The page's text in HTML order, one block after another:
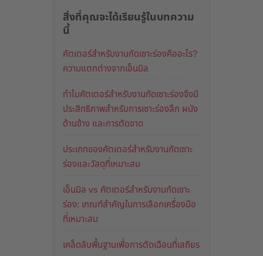
สิ่งที่คุณจะได้เรียนรู้ในบทความ
นี้
คัตเตอร์สำหรับงานกัดเซาะร่องคืออะไร?
ความแตกต่างจากเอ็นมิล
ทำไมคัตเตอร์สำหรับงานกัดเซาะร่องจึงมี
ประสิทธิภาพสำหรับการเซาะร่องลึก ผนัง
ด้านข้าง และการตัดขาด
ประเภทของคัตเตอร์สำหรับงานกัดเซาะ
ร่องและวัสดุที่เหมาะสม
เอ็นมิล vs คัตเตอร์สำหรับงานกัดเซาะ
ร่อง: เกณฑ์สำคัญในการเลือกเครื่องมือ
ที่เหมาะสม
เคล็ดลับพื้นฐานเพื่อการตัดเฉือนที่เสถียร